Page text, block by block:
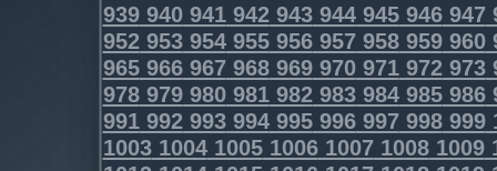
939940941942943944945946947
952953954955956957958959960
965966967968969970971972973
978979980981982983984985986
991992993994995996997998999
1003100410051006100710081009